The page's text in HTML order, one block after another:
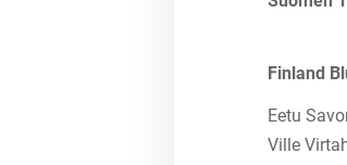
Finland
Eetu
Ville